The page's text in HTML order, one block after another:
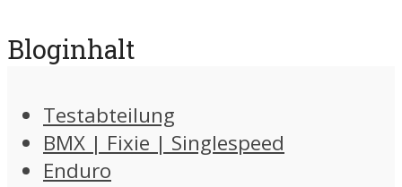
Bloginhalt
Testabteilung
BMX | Fixie | Singlespeed
Enduro